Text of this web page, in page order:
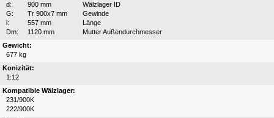
d:
900 mm
Wälzlager ID
G:
Tr 900x7 mm
Gewinde
l:
557 mm
Länge
Dm:
1120 mm
Mutter Außendurchmesser
Gewicht:
677 kg
Konizität:
1:12
Kompatible Wälzlager:
231/900K
222/900K